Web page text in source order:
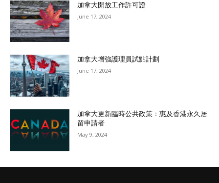
加拿大開放工作許可證
June 17, 2024
加拿大增強護理員試點計劃
June 17, 2024
加拿大更新臨時公共政策：惠及香港永久居
留申請者
May 9, 2024